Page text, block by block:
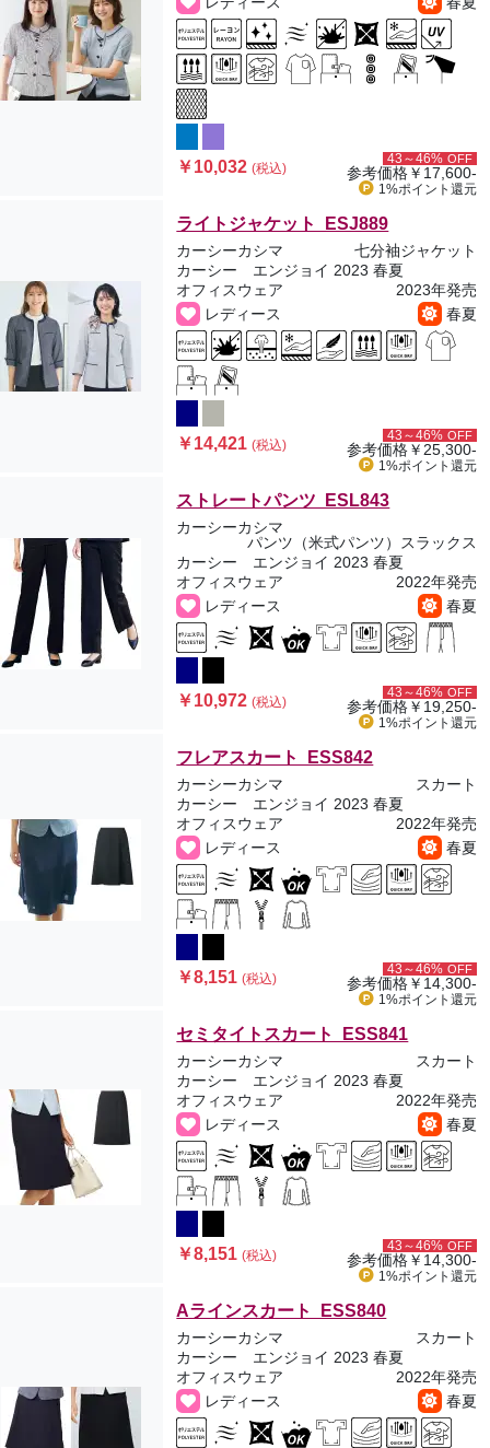
￥10,032(税込)
43～46% OFF
参考価格￥17,600-
1%ポイント 還元
ライトジャケット ESJ889
カーシーカシマ
七分袖ジャケット
カーシー エンジョイ 2023 春夏
オフィスウェア
2023年発売
レディース
春夏
￥14,421(税込)
43～46% OFF
参考価格￥25,300-
1%ポイント 還元
ストレートパンツ ESL843
カーシーカシマ
パンツ（米式パンツ）スラックス
カーシー エンジョイ 2023 春夏
オフィスウェア
2022年発売
レディース
春夏
￥10,972(税込)
43～46% OFF
参考価格￥19,250-
1%ポイント 還元
フレアスカート ESS842
カーシーカシマ
スカート
カーシー エンジョイ 2023 春夏
オフィスウェア
2022年発売
レディース
春夏
￥8,151(税込)
43～46% OFF
参考価格￥14,300-
1%ポイント 還元
セミタイトスカート ESS841
カーシーカシマ
スカート
カーシー エンジョイ 2023 春夏
オフィスウェア
2022年発売
レディース
春夏
￥8,151(税込)
43～46% OFF
参考価格￥14,300-
1%ポイント 還元
Aラインスカート ESS840
カーシーカシマ
スカート
カーシー エンジョイ 2023 春夏
オフィスウェア
2022年発売
レディース
春夏